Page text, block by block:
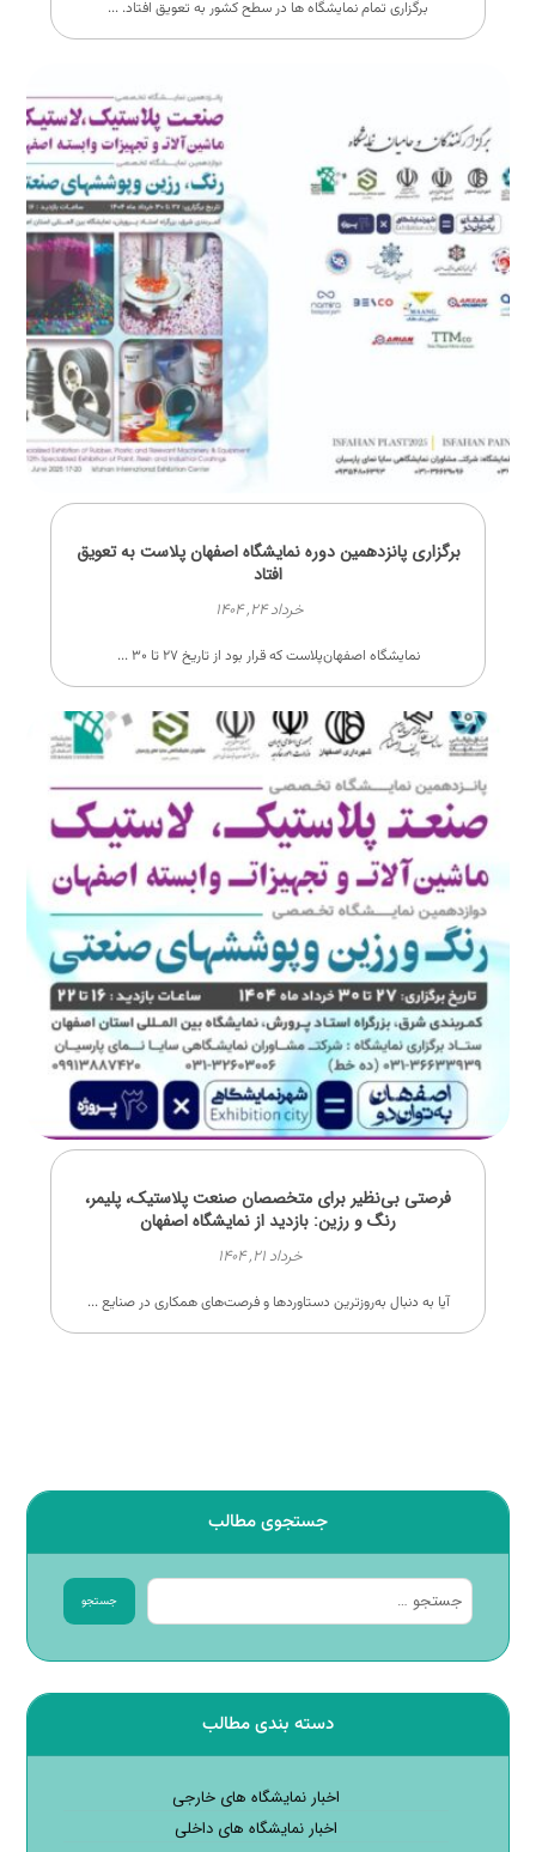
برگزاری تمام نمایشگاه ها در سطح کشور به تعویق افتاد. ...
برگزاری پانزدهمین دوره نمایشگاه اصفهان پلاست به تعویق
افتاد
خرداد ۲۴, ۱۴۰۴
نمایشگاه اصفهان‌پلاست که قرار بود از تاریخ ۲۷ تا ۳۰ ...
فرصتی بی‌نظیر برای متخصصان صنعت پلاستیک، پلیمر،
رنگ و رزین: بازدید از نمایشگاه اصفهان
خرداد ۲۱, ۱۴۰۴
آیا به دنبال به‌روزترین دستاوردها و فرصت‌های همکاری در صنایع ...
جستجوی مطالب
جستجو
دسته بندی مطالب
اخبار نمایشگاه های خارجی
اخبار نمایشگاه های داخلی